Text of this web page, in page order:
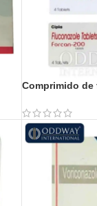
Comprimido de